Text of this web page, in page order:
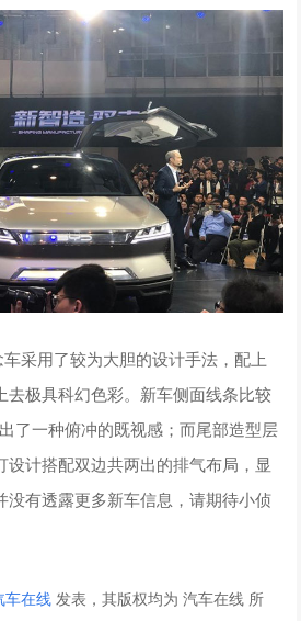
采用了较为大胆的设计手法，配上
去极具科幻色彩。新车侧面线条比较
了一种俯冲的既视感；而尾部造型层
设计搭配双边共两出的排气布局，显
没有透露更多新车信息，请期待小侦
车在线 发表，其版权均为 汽车在线 所